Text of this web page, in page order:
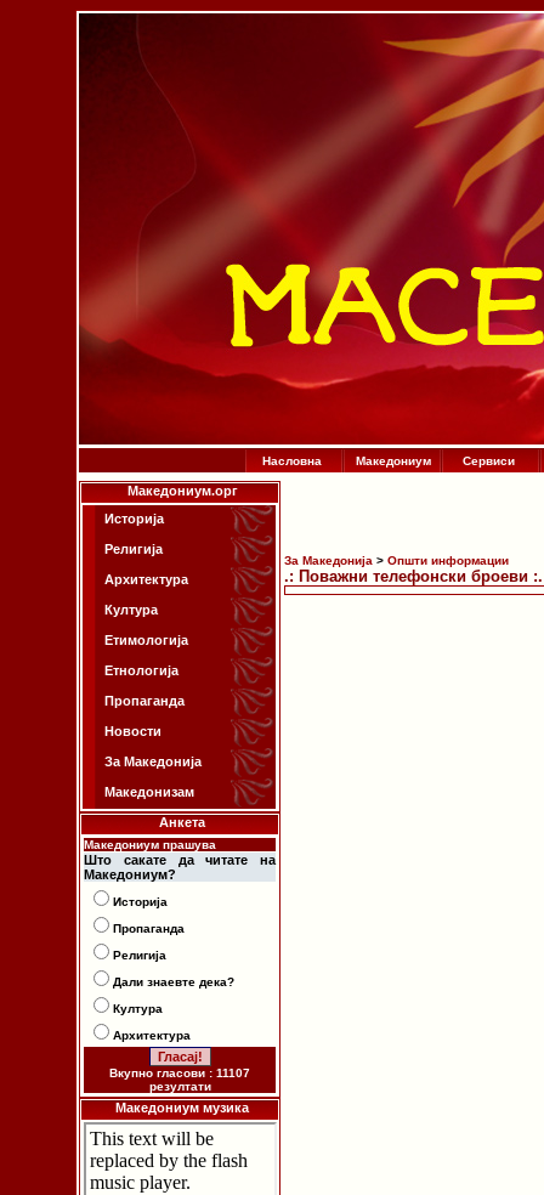
Насловна Македониум Сервиси
Македониум.орг
Историја
Религија
Архитектура
Култура
Етимологија
Етнологија
Пропаганда
Новости
За Македонија
Македонизам
Анкета
Македониум прашува
Што сакате да читате на
Македониум?
Историја
Пропаганда
Религија
Дали знаевте дека?
Култура
Архитектура
Вкупно гласови : 11107
резултати
Македониум музика
За Македонија > Општи информации
.: Поважни телефонски броеви :.